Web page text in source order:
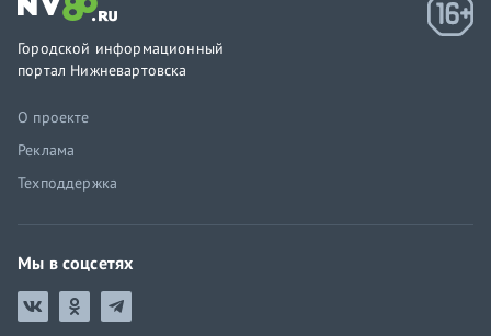
Городской информационный
портал Нижневартовска
О проекте
Реклама
Техподдержка
Мы в соцсетях